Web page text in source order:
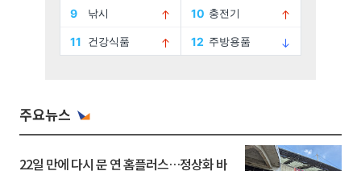
주요뉴스
22일 만에 다시 문 연 홈플러스…정상화 바